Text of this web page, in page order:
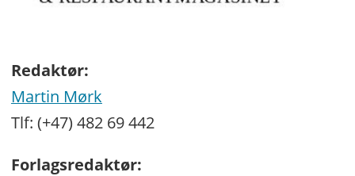
Redaktør:
Martin Mørk
Tlf: (+47) 482 69 442
Forlagsredaktør: